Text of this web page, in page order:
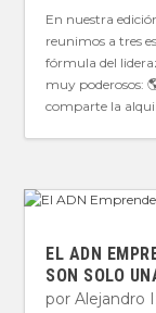
En nuestra
reunimos a tres
fórmula del
muy poderosos:
comparte la
EL ADN
SON SOLO
porAlejandro